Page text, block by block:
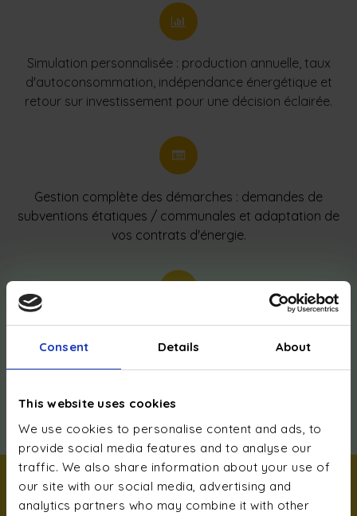
Consent Details About
This website uses cookies
We use cookies to personalise content and ads, to
provide social media features and to analyse our
traffic. We also share information about your use of
our site with our social media, advertising and
analytics partners who may combine it with other
Simulation personnalisée : production annuelle, taux
d'autoconsommation, indépendance énergétique et
retour sur investissement pour une décision éclairée.
Gestion complète des démarches : demandes de
subventions étatiques / communales et adaptation de
vos contrats d'énergie.
L’électricité produite et non consommée peut être
valorisée via les
tarifs d’injection Enovos
lectris vous
conseille afin d’optimiser votre installation et votre